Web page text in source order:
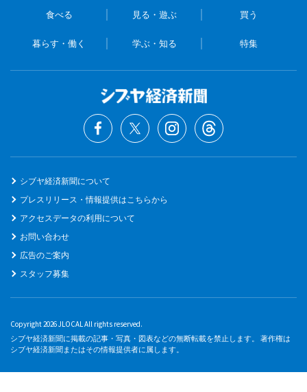
食べる 見る・遊ぶ 買う
暮らす・働く 学ぶ・知る 特集
シブヤ経済新聞について
プレスリリース・情報提供はこちらから
アクセスデータの利用について
お問い合わせ
広告のご案内
スタッフ募集
Copyright 2026 JLOCAL All rights reserved.
シブヤ経済新聞に掲載の記事・写真・図表などの無断転載を禁止します。 著作権は
シブヤ経済新聞またはその情報提供者に属します。